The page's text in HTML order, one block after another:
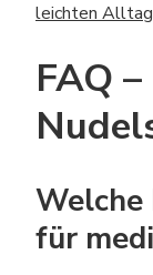
leichten
FAQ
Welche
für